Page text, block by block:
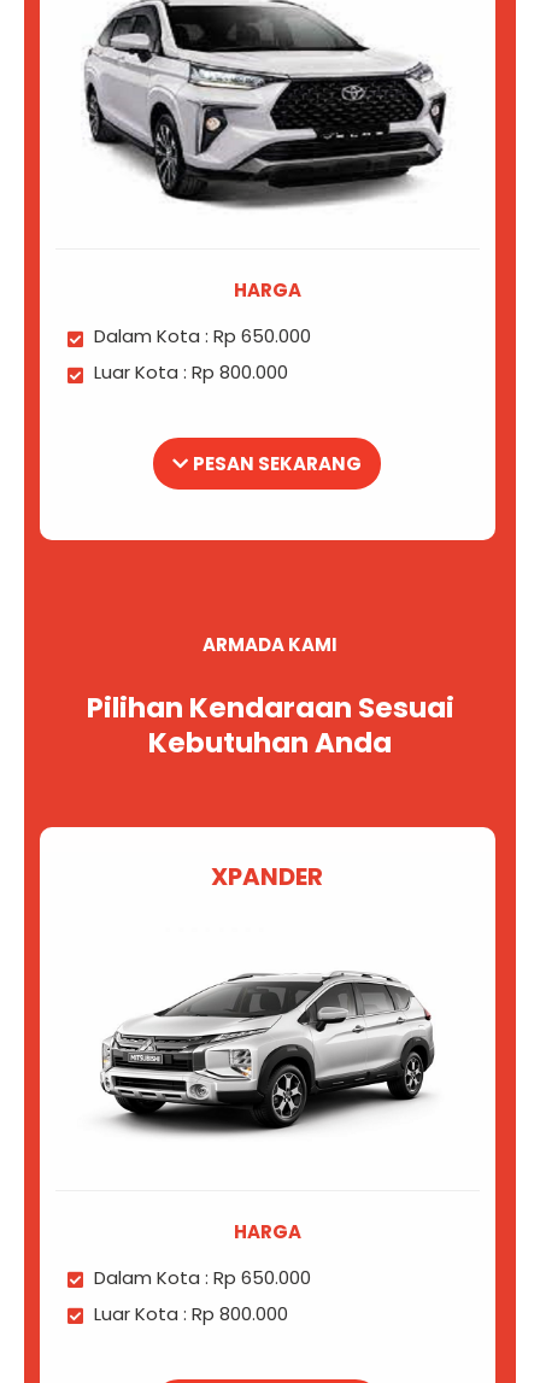
HARGA
Dalam Kota : Rp 650.000
Luar Kota : Rp 800.000
PESAN SEKARANG
ARMADA KAMI
Pilihan Kendaraan Sesuai
Kebutuhan Anda
XPANDER
HARGA
Dalam Kota : Rp 650.000
Luar Kota : Rp 800.000